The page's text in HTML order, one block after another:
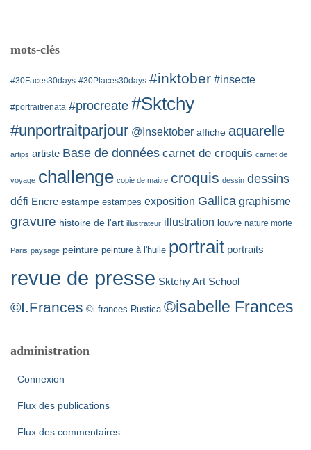
r
h
mots-clés
#30Faces30days #30Places30days #inktober #insecte
#portraitrenata #procreate#Sktchy
#unportraitparjour @Insektober affiche aquarelle
artips artiste Base de données carnet de croquis carnet de
voyage challenge copie de maitre croquis dessin dessins
défi Encre estampe estampes exposition Gallica graphisme
gravure histoire de l'art illustrateur illustration louvre nature morte
Paris paysage peinture peinture à l'huile portrait portraits
revue de presse Sktchy Art School
©I.Frances ©i.frances-Rustica ©isabelle Frances
administration
Connexion
Flux des publications
Flux des commentaires